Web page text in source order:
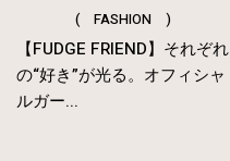
( FASHION )
【FUDGE FRIEND】それぞれ
の“好き”が光る。オフィシャ
ルガー...